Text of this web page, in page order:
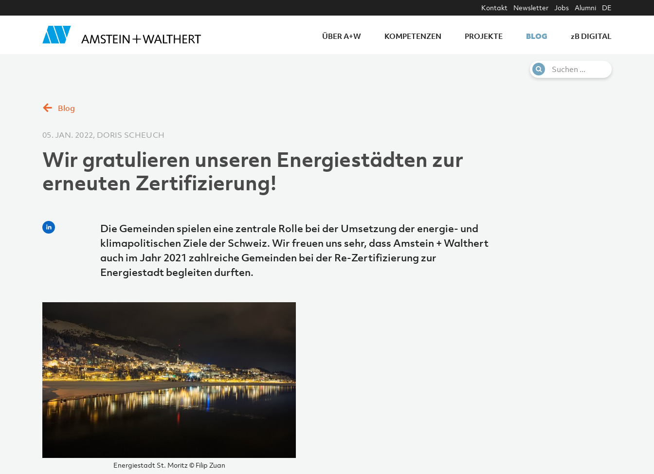
ÜBER A+W KOMPETENZEN PROJEKTE BLOG zB DIGITAL
Kontakt Newsletter Jobs Alumni DE
Blog
05. JAN. 2022, DORIS SCHEUCH
Wir gratulieren unseren Energiestädten zur
erneuten Zertifizierung!
Die Gemeinden spielen eine zentrale Rolle bei der Umsetzung der energie- und
klimapolitischen Ziele der Schweiz. Wir freuen uns sehr, dass Amstein + Walthert
auch im Jahr 2021 zahlreiche Gemeinden bei der Re-Zertifizierung zur
Energiestadt begleiten durften.
Energiestadt St. Moritz © Filip Zuan